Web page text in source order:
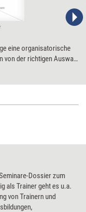
eine organisatorische
von der richtigen Auswahl
Dossier zum
als Trainer geht es u.a.
von Trainern und